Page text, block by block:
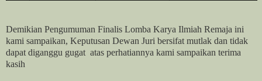
Demikian Pengumuman Finalis Lomba Karya Ilmiah Remaja ini
kami sampaikan, Keputusan Dewan Juri bersifat mutlak dan tidak
dapat diganggu gugat atas perhatiannya kami sampaikan terima
kasih